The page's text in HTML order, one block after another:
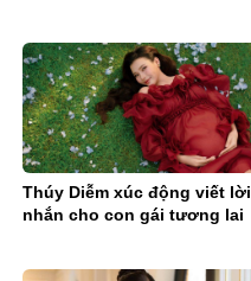
Thúy Diễm xúc động viết lời
nhắn cho con gái tương lai